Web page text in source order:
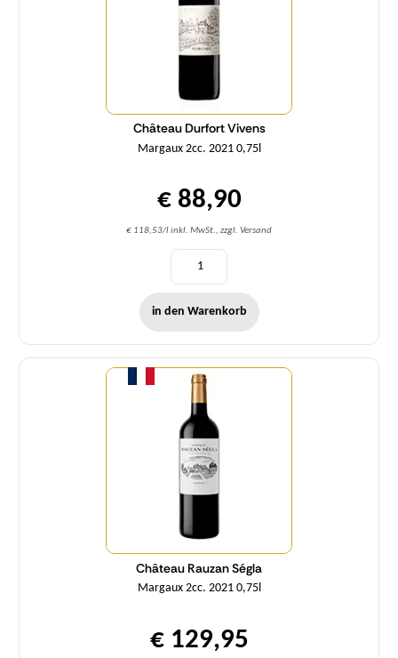
Château Durfort Vivens
Margaux 2cc. 2021 0,75l
€ 88,90
€ 118,53/l inkl. MwSt., zzgl. Versand
in den Warenkorb
Château Rauzan Ségla
Margaux 2cc. 2021 0,75l
€ 129,95
Menge